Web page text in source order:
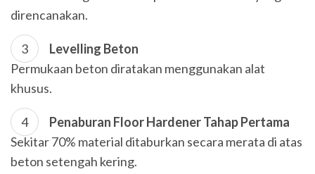
direncanakan.
Levelling Beton
Permukaan beton diratakan menggunakan alat
khusus.
Penaburan Floor Hardener Tahap Pertama
Sekitar 70% material ditaburkan secara merata di atas
beton setengah kering.